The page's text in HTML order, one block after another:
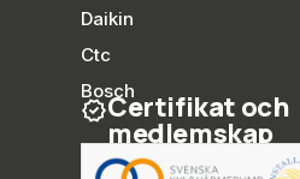
Daikin
Ctc
BoschCertifikat och
medlemskap